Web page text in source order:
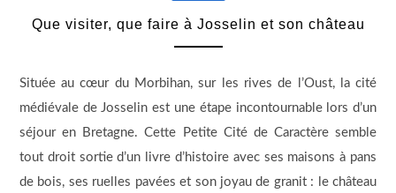
Que visiter, que faire à Josselin et son château
Située au cœur du Morbihan, sur les rives de l’Oust, la cité
médiévale de Josselin est une étape incontournable lors d’un
séjour en Bretagne. Cette Petite Cité de Caractère semble
tout droit sortie d’un livre d’histoire avec ses maisons à pans
de bois, ses ruelles pavées et son joyau de granit : le château